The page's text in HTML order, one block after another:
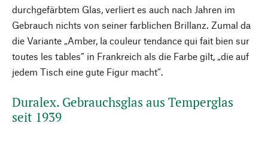
durchgefärbtem Glas, verliert es auch nach Jahren im
Gebrauch nichts von seiner farblichen Brillanz. Zumal da
die Variante „Amber, la couleur tendance qui fait bien sur
toutes les tables“ in Frankreich als die Farbe gilt, „die auf
jedem Tisch eine gute Figur macht“.
Duralex. Gebrauchsglas aus Temperglas
seit 1939